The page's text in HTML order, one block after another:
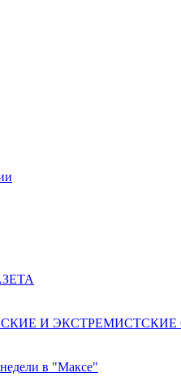
И
в "Максе"